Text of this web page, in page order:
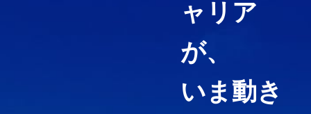
ャリア
が、
いま動き